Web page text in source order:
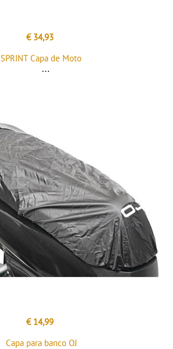
€ 34,93
SPRINT Capa de Moto
€ 14,99
Capa para banco OJ